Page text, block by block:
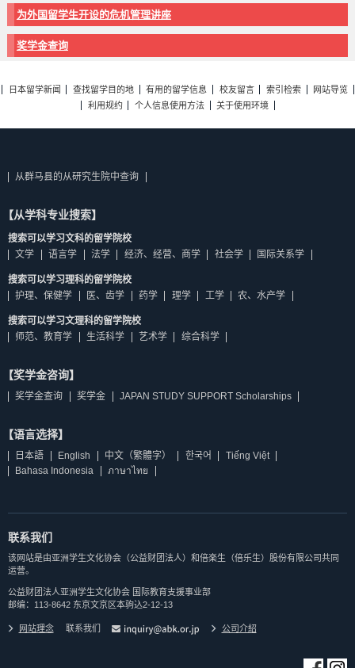
为外国留学生开设的危机管理讲座
奖学金查询
日本留学新闻 查找留学目的地 有用的留学信息 校友留言 索引检索
网站导览
利用规约
个人信息使用方法 关于使用环境
从群马县的从研究生院中查询
【从学科专业搜索】
搜索可以学习文科的留学院校
文学
语言学 法学 经济、经营、商学 社会学 国际关系学
搜索可以学习理科的留学院校
护理、保健学
医、齿学 药学 理学 工学 农、水产学
搜索可以学习文理科的留学院校
师范、教育学
生活科学 艺术学 综合科学
【奖学金咨询】
奖学金查询 奖学金 JAPAN STUDY SUPPORT Scholarships
【语言选择】
日本語 English 中文（繁體字） 한국어
Tiếng Việt
Bahasa Indonesia
ภาษาไทย
联系我们
该网站是由亚洲学生文化协会（公益财团法人）和倍楽生（倍乐生）股份有限公司共同
运营。
公益财团法人亚洲学生文化协会 国际教育支援事业部
邮编：113-8642 东京文京区本驹込2-12-13
网站理念 联系我们 公司介紹